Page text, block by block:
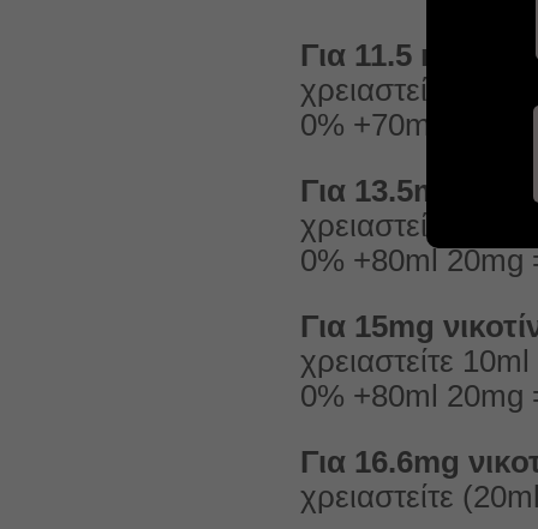
Για 11.5 mg
χρειαστείτε
0% +70ml 20mg
Για 13.5mg
χρειαστείτε
0% +80ml 20mg
Για 15mg
χρειαστείτε
0% +80ml 20mg
Για 16.6mg
χρειαστείτε